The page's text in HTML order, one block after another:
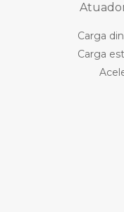
Carga
Carga